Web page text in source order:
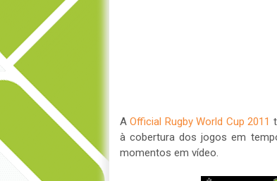
AOfficial Rugby World Cup 2011
à cobertura dos jogos em
momentos em vídeo.